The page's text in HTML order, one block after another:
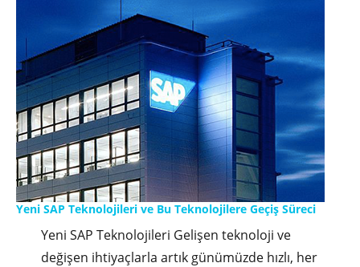
Yeni SAP Teknolojileri ve Bu Teknolojilere Geçiş Süreci
Yeni SAP Teknolojileri Gelişen teknoloji ve
değişen ihtiyaçlarla artık günümüzde hızlı, her